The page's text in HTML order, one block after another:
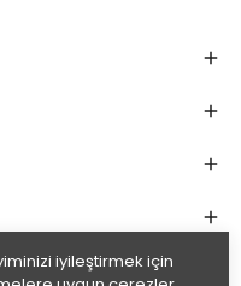
iyileştirmek için